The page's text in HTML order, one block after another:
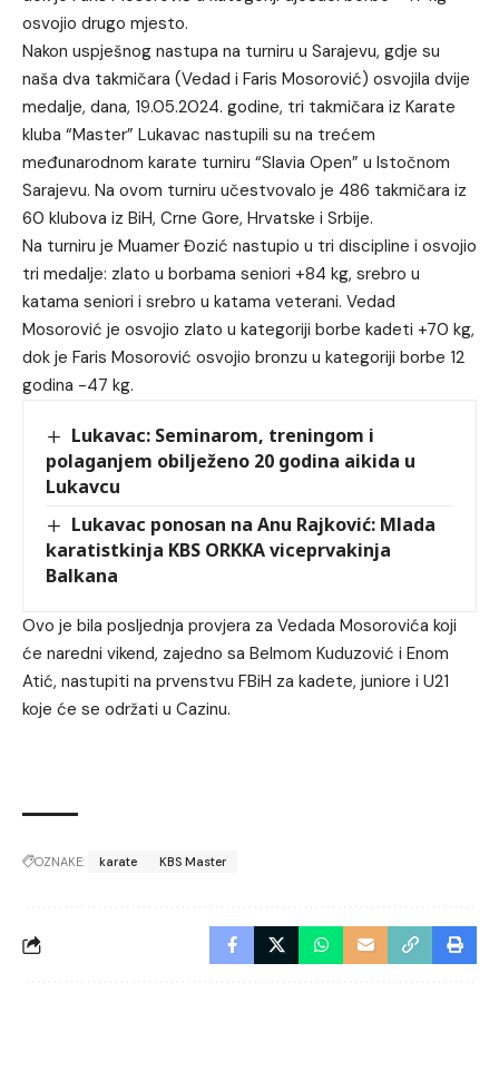
osvojio drugo mjesto.
Nakon uspješnog nastupa na turniru u Sarajevu, gdje su
naša dva takmičara (Vedad i Faris Mosorović) osvojila dvije
medalje, dana, 19.05.2024. godine, tri takmičara iz Karate
kluba “Master” Lukavac nastupili su na trećem
međunarodnom karate turniru “Slavia Open” u Istočnom
Sarajevu. Na ovom turniru učestvovalo je 486 takmičara iz
60 klubova iz BiH, Crne Gore, Hrvatske i Srbije.
Na turniru je Muamer Đozić nastupio u tri discipline i osvojio
tri medalje: zlato u borbama seniori +84 kg, srebro u
katama seniori i srebro u katama veterani. Vedad
Mosorović je osvojio zlato u kategoriji borbe kadeti +70 kg,
dok je Faris Mosorović osvojio bronzu u kategoriji borbe 12
godina -47 kg.
Lukavac: Seminarom, treningom i
polaganjem obilježeno 20 godina aikida u
Lukavcu
Lukavac ponosan na Anu Rajković: Mlada
karatistkinja KBS ORKKA viceprvakinja
Balkana
Ovo je bila posljednja provjera za Vedada Mosorovića koji
će naredni vikend, zajedno sa Belmom Kuduzović i Enom
Atić, nastupiti na prvenstvu FBiH za kadete, juniore i U21
koje će se održati u Cazinu.
OZNAKE: karate KBS Master